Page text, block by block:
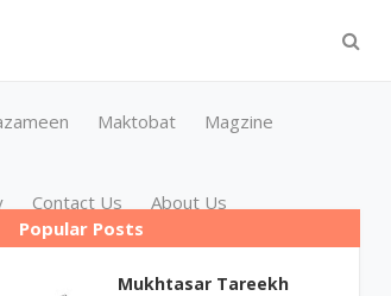
Maktobat Magzine
Contact Us About Us
Popular Posts
Mukhtasar Tareekh